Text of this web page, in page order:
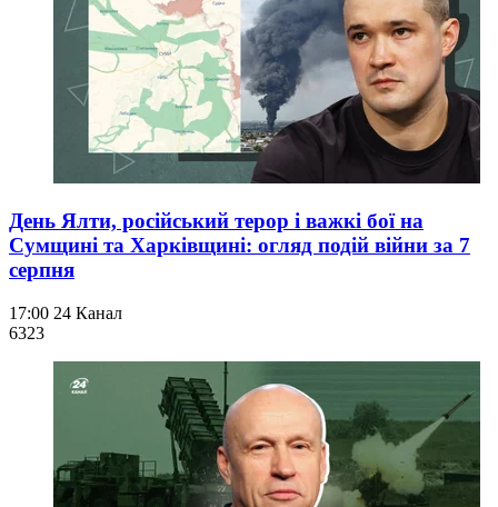
День Ялти, російський терор і важкі бої на
Сумщині та Харківщині: огляд подій війни за 7
серпня
17:00 24 Канал
6323